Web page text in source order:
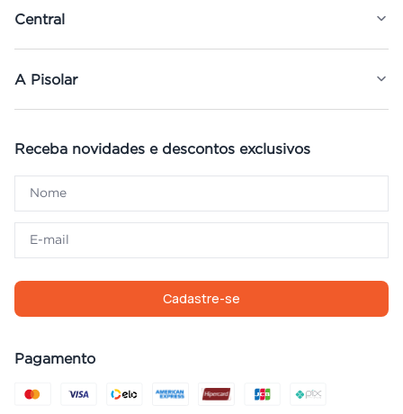
Central
A Pisolar
Receba novidades e descontos exclusivos
Cadastre-se
Pagamento